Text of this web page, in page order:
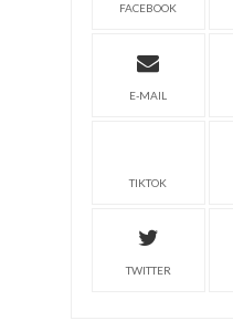
FACEBOOK
E-MAIL
TIKTOK
TWITTER